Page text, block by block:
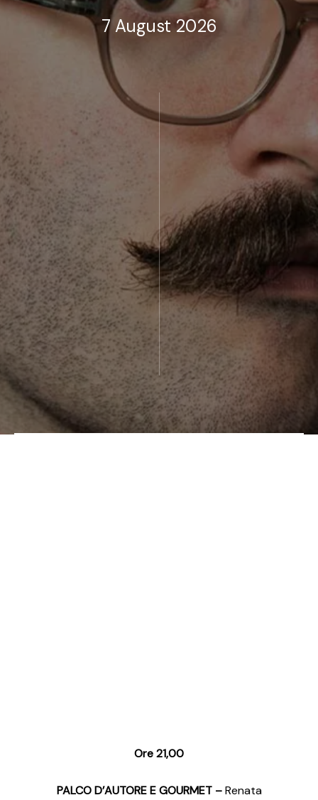
7 August 2026
Ore 21,00
PALCO D’AUTORE E GOURMET –Renata